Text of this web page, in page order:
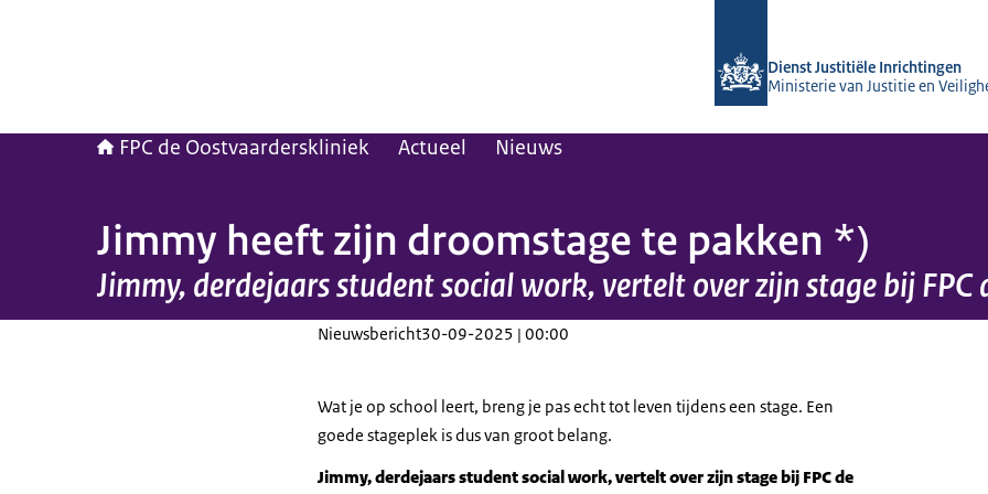
Dienst Justitiële Inrichtingen
Ministerie van Justitie en
FPC de Oostvaarderskliniek Actueel Nieuws
Jimmy heeft zijn droomstage te pakken *)
Jimmy, derdejaars student social work, vertelt over zijn stage bij
Nieuwsbericht30-09-2025 | 00:00
Wat je op school leert, breng je pas echt tot leven tijdens een stage. Een
goede stageplek is dus van groot belang.
Jimmy, derdejaars student social work, vertelt over zijn stage bij FPC de